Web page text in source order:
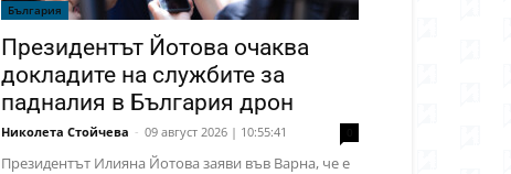
България
Президентът Йотова очаква
докладите на службите за
падналия в България дрон
Николета Стойчева - 09 август 2026 | 10:55:41
Президентът Илияна Йотова заяви във Варна, че е